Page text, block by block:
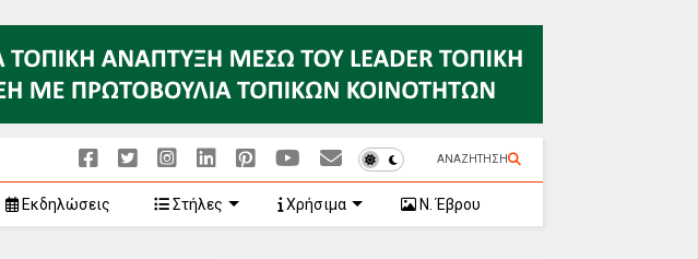
ΑΝΑΖΗΤΗΣΗ
Εκδηλώσεις Στήλες Χρήσιμα Ν. Έβρου